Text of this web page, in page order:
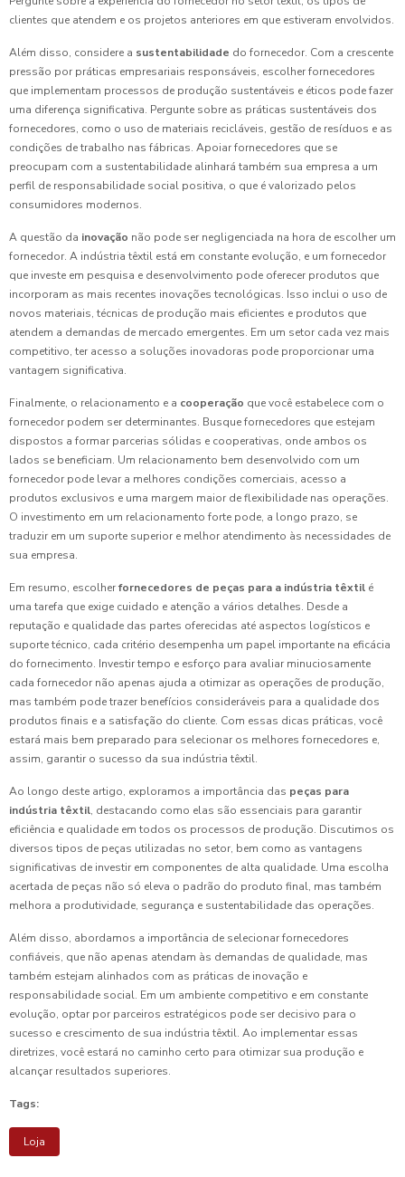
clientes que atendem e os projetos anteriores em que estiveram envolvidos.
Além disso, considere a sustentabilidade do fornecedor. Com a crescente
pressão por práticas empresariais responsáveis, escolher fornecedores
que implementam processos de produção sustentáveis e éticos pode fazer
uma diferença significativa. Pergunte sobre as práticas sustentáveis dos
fornecedores, como o uso de materiais recicláveis, gestão de resíduos e as
condições de trabalho nas fábricas. Apoiar fornecedores que se
preocupam com a sustentabilidade alinhará também sua empresa a um
perfil de responsabilidade social positiva, o que é valorizado pelos
consumidores modernos.
A questão da inovação não pode ser negligenciada na hora de escolher um
fornecedor. A indústria têxtil está em constante evolução, e um fornecedor
que investe em pesquisa e desenvolvimento pode oferecer produtos que
incorporam as mais recentes inovações tecnológicas. Isso inclui o uso de
novos materiais, técnicas de produção mais eficientes e produtos que
atendem a demandas de mercado emergentes. Em um setor cada vez mais
competitivo, ter acesso a soluções inovadoras pode proporcionar uma
vantagem significativa.
Finalmente, o relacionamento e a cooperação que você estabelece com o
fornecedor podem ser determinantes. Busque fornecedores que estejam
dispostos a formar parcerias sólidas e cooperativas, onde ambos os
lados se beneficiam. Um relacionamento bem desenvolvido com um
fornecedor pode levar a melhores condições comerciais, acesso a
produtos exclusivos e uma margem maior de flexibilidade nas operações.
O investimento em um relacionamento forte pode, a longo prazo, se
traduzir em um suporte superior e melhor atendimento às necessidades de
sua empresa.
Em resumo, escolherfornecedores de peças para a indústria têxtil é
uma tarefa que exige cuidado e atenção a vários detalhes. Desde a
reputação e qualidade das partes oferecidas até aspectos logísticos e
suporte técnico, cada critério desempenha um papel importante na eficácia
do fornecimento. Investir tempo e esforço para avaliar minuciosamente
cada fornecedor não apenas ajuda a otimizar as operações de produção,
mas também pode trazer benefícios consideráveis para a qualidade dos
produtos finais e a satisfação do cliente. Com essas dicas práticas, você
estará mais bem preparado para selecionar os melhores fornecedores e,
assim, garantir o sucesso da sua indústria têxtil.
Ao longo deste artigo, exploramos a importância das peças para
indústria têxtil, destacando como elas são essenciais para garantir
eficiência e qualidade em todos os processos de produção. Discutimos os
diversos tipos de peças utilizadas no setor, bem como as vantagens
significativas de investir em componentes de alta qualidade. Uma escolha
acertada de peças não só eleva o padrão do produto final, mas também
melhora a produtividade, segurança e sustentabilidade das operações.
Além disso, abordamos a importância de selecionar fornecedores
confiáveis, que não apenas atendam às demandas de qualidade, mas
também estejam alinhados com as práticas de inovação e
responsabilidade social. Em um ambiente competitivo e em constante
evolução, optar por parceiros estratégicos pode ser decisivo para o
sucesso e crescimento de sua indústria têxtil. Ao implementar essas
diretrizes, você estará no caminho certo para otimizar sua produção e
alcançar resultados superiores.
Tags:
Loja